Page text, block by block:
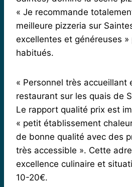
« Je recommande
meilleure pizzeria sur
excellentes et généreuses »
habitués.
« Personnel très accueillant
restaurant sur les quais de
Le rapport qualité prix est
« petit établissement
de bonne qualité avec des
très accessible ». Cette
excellence culinaire et
10-20€.